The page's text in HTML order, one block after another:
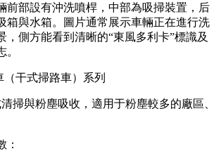
前部設有沖洗噴桿，中部為吸掃裝置，后
箱與水箱。圖片通常展示車輛正在進行洗
，側方能看到清晰的“東風多利卡”標識及
干式掃路車）系列
掃與粉塵吸收，適用于粉塵較多的廠區、
：